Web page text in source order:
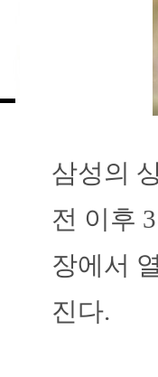
삼성의
전 이후
장에서
진다.